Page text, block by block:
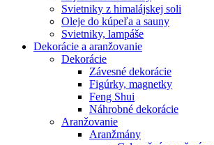
Svietniky z himalájskej soli
Oleje do kúpeľa a sauny
Svietniky, lampáše
Dekorácie a aranžovanie
Dekorácie
Závesné dekorácie
Figúrky, magnetky
Feng Shui
Náhrobné dekorácie
Aranžovanie
Aranžmány